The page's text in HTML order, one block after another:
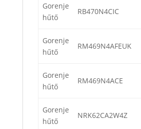
Gorenje
hűtő
RB470N4CIC
Gorenje
hűtő
RM469N4AFEUK
Gorenje
hűtő
RM469N4ACE
Gorenje
hűtő
NRK62CA2W4Z